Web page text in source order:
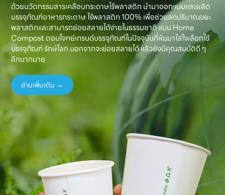
ด้วยนวัตกรรมสารเคลือบกระดาษไร้พลาสติก นำมาออกแบบและผลิต
บรรจุภัณฑ์อาหารกระดาษ ไร้พลาสติก 100% เพื่อช่วยลดปริมาณขยะ
พลาสติกและสามารถย่อยสลายได้ง่ายในธรรมชาติ แบบ Home
Compost ตอบโจทย์เทรนด์บรรจุภัณฑ์ในปัจจุบันที่หันมาใส่ใจเลือกใช้
บรรจุภัณฑ์ รักษ์โลก นอกจากจะย่อยสลายได้ แล้วยังมีคุณสมบัติดี ๆ
อีกมากมาย
อ่านเพิ่มเติม →